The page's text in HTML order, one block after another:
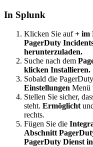
In Splunk
Klicken Sie auf+ im
PagerDuty
herunterzuladen.
Suche nach dem
klicken Installieren.
Sobald die
Einstellungen Menü
Stellen Sie sicher,
steht. Ermöglicht
rechts.
Fügen Sie die
Abschnitt
PagerDuty Dienst